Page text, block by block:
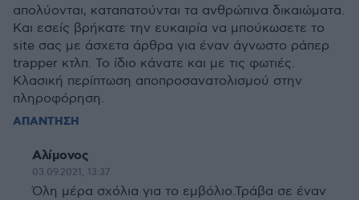
απολύονται, καταπατούνται τα ανθρώπινα δικαιώματα.
Και εσείς βρήκατε την ευκαιρία να μπούκωσετε το
site σας με άσχετα άρθρα για έναν άγνωστο ράπερ
trapper κτλπ. Το ίδιο κάνατε και με τις φωτιές.
Κλασική περίπτωση αποπροσανατολισμού στην
πληροφόρηση.
ΑΠΑΝΤΗΣΗ
Αλίμονος
03.09.2021, 13:37
Όλη μέρα σχόλια για το εμβόλιο.Τράβα σε έναν